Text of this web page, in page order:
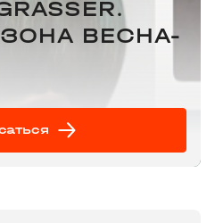
ВЕСНА-